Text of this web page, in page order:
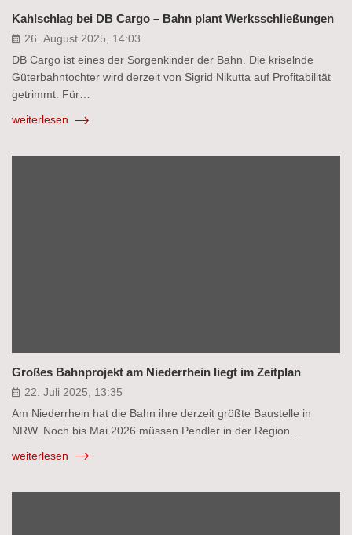
Kahlschlag bei DB Cargo – Bahn plant Werksschließungen
26. August 2025, 14:03
DB Cargo ist eines der Sorgenkinder der Bahn. Die kriselnde
Güterbahntochter wird derzeit von Sigrid Nikutta auf Profitabilität
getrimmt. Für…
weiterlesen
Großes Bahnprojekt am Niederrhein liegt im Zeitplan
22. Juli 2025, 13:35
Am Niederrhein hat die Bahn ihre derzeit größte Baustelle in
NRW. Noch bis Mai 2026 müssen Pendler in der Region…
weiterlesen